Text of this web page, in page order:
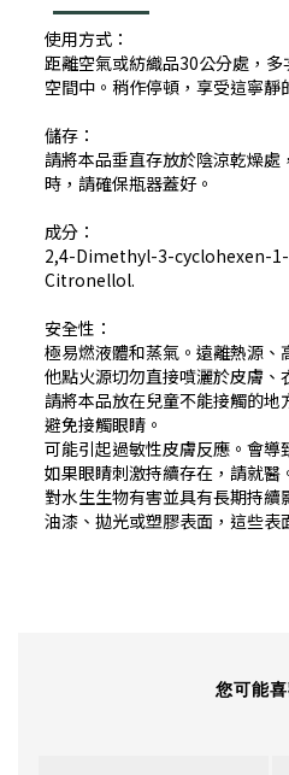
使用方式：
距離空氣或紡織品30公分處，
空間中。稍作停頓，享受這寧靜
儲存：
請將本品垂直存放於陰涼乾燥處
時，請確保瓶器蓋好。
成分：
2,4-Dimethyl-3-cyclohexen-
Citronellol.
安全性：
極易燃液體和蒸氣。遠離熱源
他點火源切勿直接噴灑於皮膚、
請將本品放在兒童不能接觸的地
避免接觸眼睛。
可能引起過敏性皮膚反應。會導
如果眼睛刺激持續存在，請就醫
對水生生物有害並具有長期持續
油漆、拋光或塑膠表面，這些表
您可能